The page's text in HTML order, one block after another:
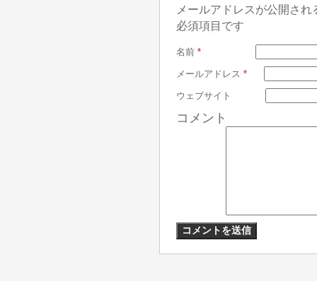
メールアドレスが公開さ
必須項目です
名前 *
メールアドレス *
ウェブサイト
コメント